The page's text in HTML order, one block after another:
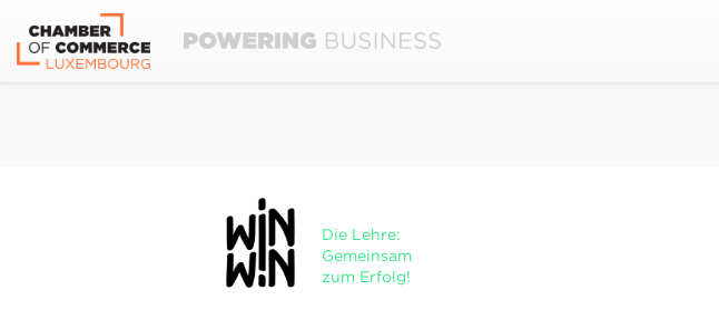
Die Lehre:
Gemeinsam
zum Erfolg!